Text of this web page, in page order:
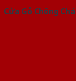
Cửa Gỗ Chống